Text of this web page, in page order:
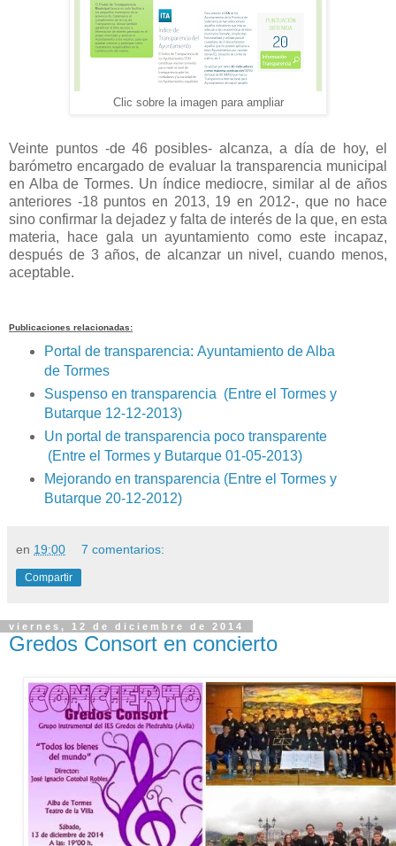
Clic sobre la imagen para ampliar
Veinte puntos -de 46 posibles- alcanza, a día de hoy, el
barómetro encargado de evaluar la transparencia municipal
en Alba de Tormes. Un índice mediocre, similar al de años
anteriores -18 puntos en 2013, 19 en 2012-, que no hace
sino confirmar la dejadez y falta de interés de la que, en esta
materia, hace gala un ayuntamiento como este incapaz,
después de 3 años, de alcanzar un nivel, cuando menos,
aceptable.
Publicaciones relacionadas:
Portal de transparencia: Ayuntamiento de Alba
de Tormes
Suspenso en transparencia (Entre el Tormes y
Butarque 12-12-2013)
Un portal de transparencia poco transparente
(Entre el Tormes y Butarque 01-05-2013)
Mejorando en transparencia (Entre el Tormes y
Butarque 20-12-2012)
en 19:00 7 comentarios:
Compartir
viernes, 12 de diciembre de 2014
Gredos Consort en concierto